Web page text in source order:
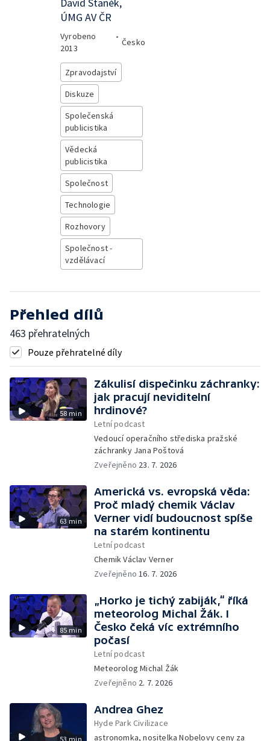
ÚMG AV ČR
Vyrobeno
2013
•
Česko
Zpravodajství
Diskuze
Společenská
publicistika
Vědecká
publicistika
Společnost
Technologie
Rozhovory
Společnost -
vzdělávací
Přehled dílů
463 přehratelných
Pouze přehratelné díly
58 min
Zákulisí dispečinku záchranky:
jak pracují neviditelní
hrdinové?
Letní podcast
Vedoucí operačního střediska pražské
záchranky Jana Poštová
Zveřejněno 23. 7. 2026
63 min
Americká vs. evropská věda:
Proč mladý chemik Václav
Verner vidí budoucnost spíše
na starém kontinentu
Letní podcast
Chemik Václav Verner
Zveřejněno16. 7. 2026
85 min
„Horko je tichý zabiják,“ říká
meteorolog Michal Žák. I
Česko čeká víc extrémního
počasí
Letní podcast
Meteorolog Michal Žák
Zveřejněno 2. 7. 2026
53 min
Andrea Ghez
Hyde Park Civilizace
astronomka, nositelka Nobelovy ceny za